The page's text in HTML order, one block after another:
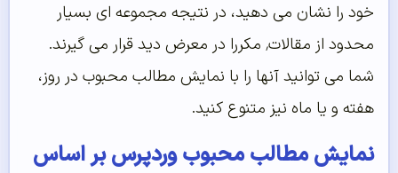
خود را نشان می دهید، در نتیجه مجموعه ای بسیار
محدود از مقالات٬ مکررا در معرض دید قرار می گیرند.
شما می توانید آنها را با نمایش مطالب محبوب در روز،
هفته و یا ماه نیز متنوع کنید.
نمایش مطالب محبوب وردپرس بر اساس